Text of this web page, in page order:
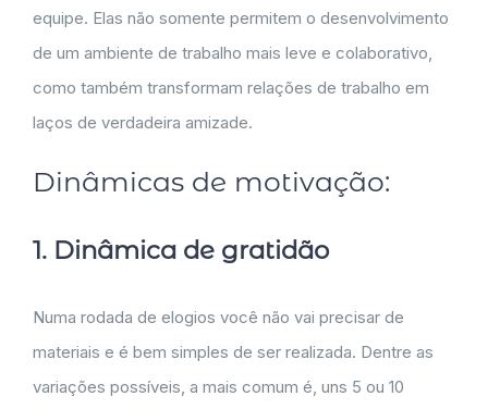
equipe. Elas não somente permitem o desenvolvimento
de um ambiente de trabalho mais leve e colaborativo,
como também transformam relações de trabalho em
laços de verdadeira amizade.
Dinâmicas de motivação:
1. Dinâmica de gratidão
Numa rodada de elogios você não vai precisar de
materiais e é bem simples de ser realizada. Dentre as
variações possíveis, a mais comum é, uns 5 ou 10